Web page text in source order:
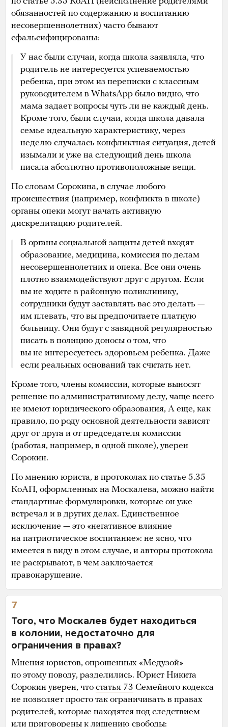
обязанностей по содержанию и воспитанию
несовершеннолетних) часто бывают
сфальсифицированы:
У нас были случаи, когда школа заявляла, что
родитель не интересуется успеваемостью
ребенка, при этом из переписки с классным
руководителем в WhatsApp было видно, что
мама задает вопросы чуть ли не каждый день.
Кроме того, были случаи, когда школа давала
семье идеальную характеристику, через
неделю случалась конфликтная ситуация, детей
изымали и уже на следующий день школа
писала абсолютно противоположные вещи.
По словам Сорокина, в случае любого
происшествия (например, конфликта в школе)
органы опеки могут начать активную
дискредитацию родителей.
В органы социальной защиты детей входят
образование, медицина, комиссия по делам
несовершеннолетних и опека. Все они очень
плотно взаимодействуют друг с другом. Если
вы не ходите в районную поликлинику,
сотрудники будут заставлять вас это делать —
им плевать, что вы предпочитаете платную
больницу. Они будут с завидной регулярностью
писать в полицию доносы о том, что
вы не интересуетесь здоровьем ребенка. Даже
если реальных оснований так считать нет.
Кроме того, члены комиссии, которые выносят
решение по административному делу, чаще всего
не имеют юридического образования, А еще, как
правило, по роду основной деятельности зависят
друг от друга и от председателя комиссии
(работая, например, в одной школе), уверен
Сорокин.
По мнению юриста, в протоколах по статье 5.35
КоАП, оформленных на Москалева, можно найти
стандартные формулировки, которые он уже
встречал и в других делах. Единственное
исключение — это «негативное влияние
на патриотическое воспитание»: не ясно, что
имеется в виду в этом случае, и авторы протокола
не раскрывают, в чем заключается
правонарушение.
7
Того, что Москалев будет находиться
в колонии, недостаточно для
ограничения в правах?
Мнения юристов, опрошенных «Медузой»
по этому поводу, разделились. Юрист Никита
Сорокин уверен, что статья 73 Семейного кодекса
не позволяет просто так ограничивать в правах
родителей, которые находятся под следствием
или приговорены к лишению свободы: